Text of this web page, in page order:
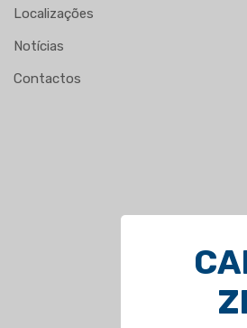
Localizações
Notícias
Contactos